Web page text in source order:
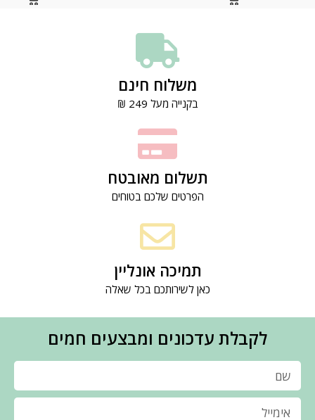
משלוח חינם
בקנייה מעל 249 ₪
תשלום מאובטח
הפרטים שלכם בטוחים
תמיכה אונליין
כאן לשירותכם בכל שאלה
לקבלת עדכונים ומבצעים חמים